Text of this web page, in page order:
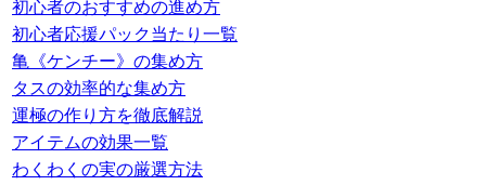
初心者のおすすめの進め方
初心者応援パック当たり一覧
亀《ケンチー》の集め方
タスの効率的な集め方
運極の作り方を徹底解説
アイテムの効果一覧
わくわくの実の厳選方法